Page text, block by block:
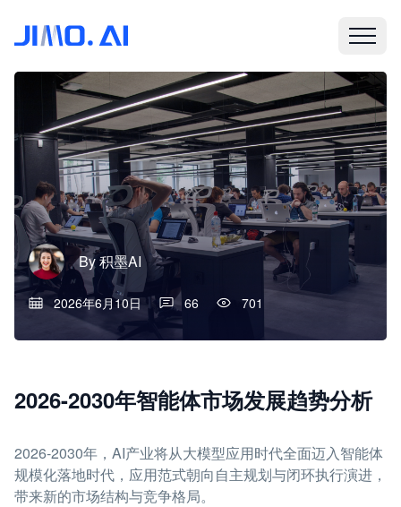
By积墨AI
2026年6月10日 66 701
2026-2030年智能体市场发展趋势分析
2026-2030年，AI产业将从大模型应用时代全面迈入智能体
规模化落地时代，应用范式朝向自主规划与闭环执行演进，
带来新的市场结构与竞争格局。